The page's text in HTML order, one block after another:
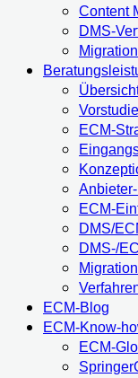
Content
DMS-
ECM-
ECM-
DMS/
DMS-/
ECM-Blog
ECM-Know-
ECM-